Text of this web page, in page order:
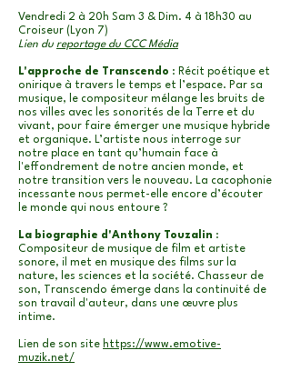
Vendredi 2 à 20h Sam 3 & Dim. 4 à 18h30 au
Croiseur (Lyon 7)
Lien du reportage du CCC Média
L'approche de Transcendo : Récit poétique et
onirique à travers le temps et l’espace. Par sa
musique, le compositeur mélange les bruits de
nos villes avec les sonorités de la Terre et du
vivant, pour faire émerger une musique hybride
et organique. L’artiste nous interroge sur
notre place en tant qu’humain face à
l'effondrement de notre ancien monde, et
notre transition vers le nouveau. La cacophonie
incessante nous permet-elle encore d’écouter
le monde qui nous entoure ?
La biographie d'Anthony Touzalin :
Compositeur de musique de film et artiste
sonore, il met en musique des films sur la
nature, les sciences et la société. Chasseur de
son, Transcendo émerge dans la continuité de
son travail d'auteur, dans une œuvre plus
intime.
Lien de son site https://www.emotive-
muzik.net/